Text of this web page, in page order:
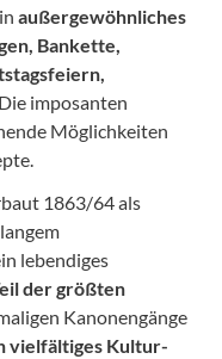
außergewöhnliches
Bankette,
Die imposanten
Möglichkeiten
1863/64 als
lebendiges
der größten
Kanonengänge
vielfältiges Kultur-